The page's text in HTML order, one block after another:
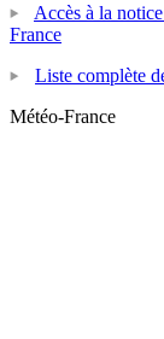
Accès à la
France
Liste complète
Météo-France